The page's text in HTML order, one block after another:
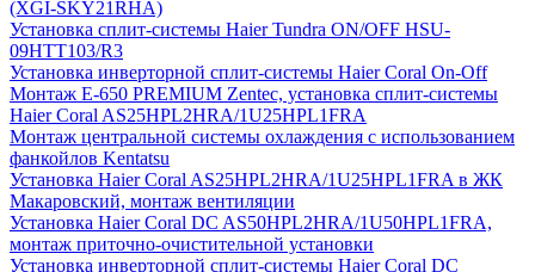
(XGI-SKY21RHA)
Установка сплит-системы Haier Tundra ON/OFF HSU-
09HTT103/R3
Установка инверторной сплит-системы Haier Coral On-Off
Монтаж E-650 PREMIUM Zentec, установка сплит-системы
Haier Coral AS25HPL2HRA/1U25HPL1FRA
Монтаж центральной системы охлаждения с использованием
фанкойлов Kentatsu
Установка Haier Coral AS25HPL2HRA/1U25HPL1FRA в ЖК
Макаровский, монтаж вентиляции
Установка Haier Coral DC AS50HPL2HRA/1U50HPL1FRA,
монтаж приточно-очистительной установки
Установка инверторной сплит-системы Haier Coral DC